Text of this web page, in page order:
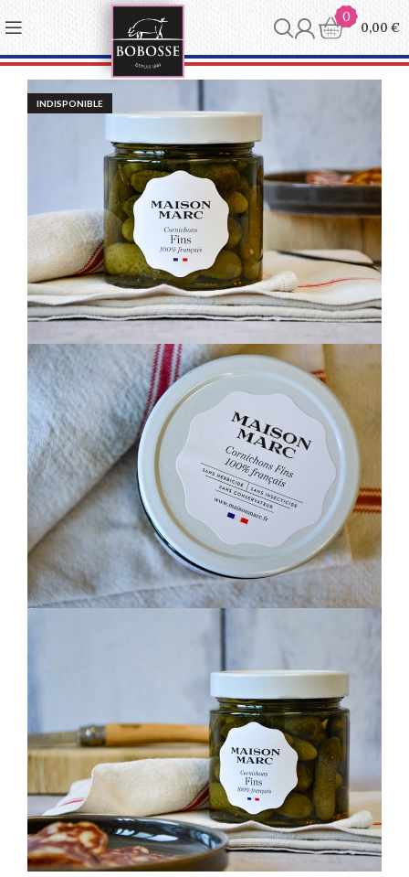
0
0,00 €
INDISPONIBLE
Panneau de gestion des cookies